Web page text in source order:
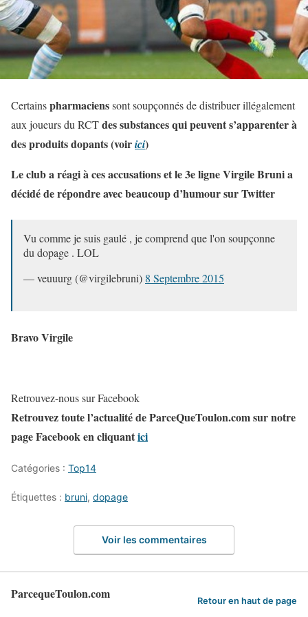
Certainspharmacienssont soupçonnés de distribuer illégalement
aux joueurs du RCTdes substances qui peuvent s’apparenter à
des produits dopants (voirici)
Le club a réagi à ces accusations et le 3e ligne Virgile Bruni a
décidé de répondre avec beaucoup d’humour sur Twitter
Vu comme je suis gaulé , je comprend que l'on soupçonne
du dopage . LOL
— veuuurg (@virgilebruni) 8 Septembre 2015
Bravo Virgile
Retrouvez-nous sur Facebook
Retrouvez toute l’actualité de ParceQueToulon.com sur notre
page Facebook en cliquantici
Catégories : Top14
Étiquettes : bruni, dopage
Voir les commentaires
ParcequeToulon.com Retour en haut de page